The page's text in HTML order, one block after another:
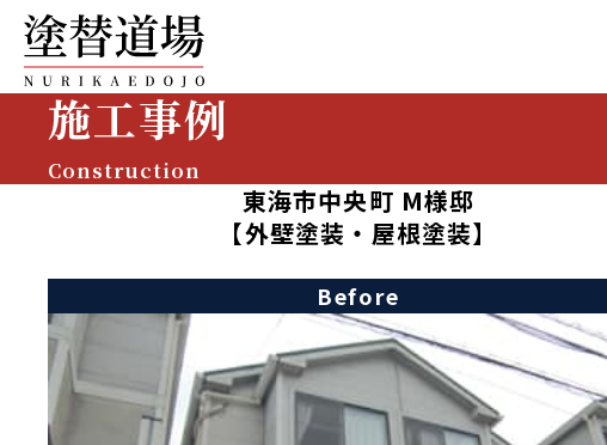
施工事例
Construction
東海市中央町 M様邸
【外壁塗装・屋根塗装】
Before